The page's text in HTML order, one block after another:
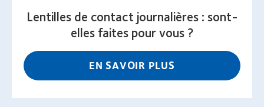
Lentilles de contact journalières : sont-
elles faites pour vous ?
EN SAVOIR PLUS